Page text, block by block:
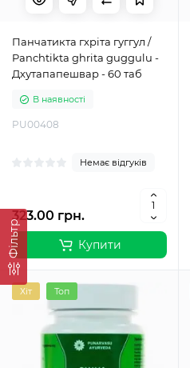
Фільтр
Панчатикта гхріта гуггул /
Panchtikta ghrita guggulu -
Дхутапапешвар - 60 таб
В наявності
PU00408
Немає відгуків
323.00 грн.
Купити
Хіт Топ